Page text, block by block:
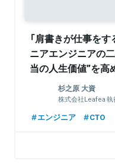
「肩書きが仕事を
ニアエンジニアの
当の人生価値”を高
杉之原 大資
株式会社Leafea 執
エンジニア CTO